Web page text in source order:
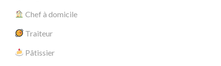
Chef à domicile
Traiteur
Pâtissier